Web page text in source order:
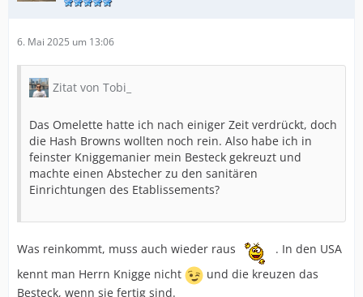
6. Mai 2025 um 13:06
Zitat von Tobi_
Das Omelette hatte ich nach einiger Zeit verdrückt, doch
die Hash Browns wollten noch rein. Also habe ich in
feinster Kniggemanier mein Besteck gekreuzt und
machte einen Abstecher zu den sanitären
Einrichtungen des Etablissements?
Was reinkommt, muss auch wieder raus
. In den USA
kennt man Herrn Knigge nicht
und die kreuzen das
Besteck, wenn sie fertig sind.